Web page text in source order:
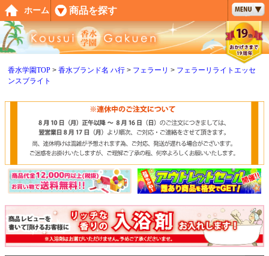
香水学園TOP 香水ブランド名 ハ行 フェラーリ
フェラーリライトエッセ
ンスブライト
ペー
ジト
ップ
へ
ホーム 商品を探す